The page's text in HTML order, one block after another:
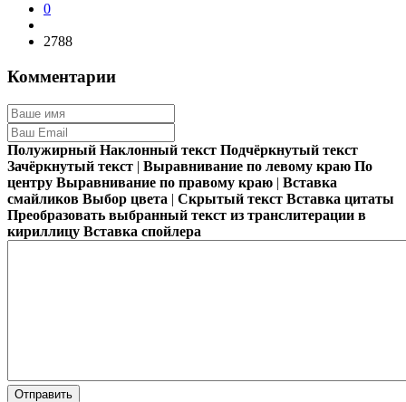
0
2788
Комментарии
Полужирный Наклонный текст Подчёркнутый текст
Зачёркнутый текст | Выравнивание по левому краю По
центру Выравнивание по правому краю | Вставка
смайликов Выбор цвета | Скрытый текст Вставка цитаты
Преобразовать выбранный текст из транслитерации в
кириллицу Вставка спойлера
Отправить